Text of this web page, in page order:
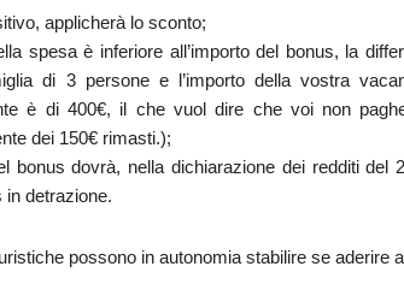
applicherà lo sconto;
spesa è inferiore all’importo del bonus, la
di 3 persone e l’importo della vostra
è di 400€, il che vuol dire che voi non
dei 150€ rimasti.);
bonus dovrà, nella dichiarazione dei redditi
in detrazione.
possono in autonomia stabilire se aderire